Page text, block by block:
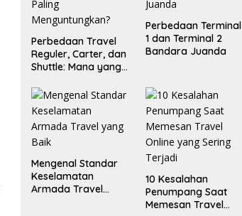
Perbedaan Travel
Reguler, Carter, dan
Shuttle: Mana yang
Menguntungkan?
Perbedaan Terminal
1 dan Terminal 2
Bandara Juanda
Mengenal Standar
Keselamatan
Armada Travel
10 Kesalahan
Penumpang Saat
Memesan Travel